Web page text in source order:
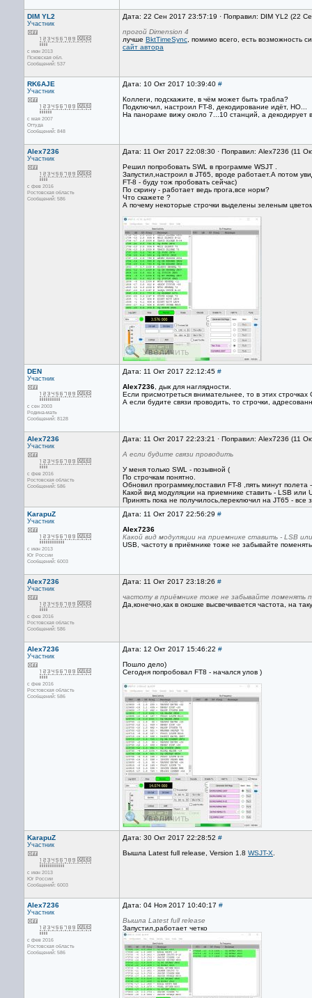
DIM YL2
Участник
с июн 2013
Псковская обл.
Сообщений: 537
Дата: 22 Сен 2017 23:57:19 · Поправил: DIM YL2 (22
прогой Dimension 4
лучше BktTimeSync , помимо всего, есть возможность
сайт автора
RK6AJE
Участник
с мая 2007
Оттуда
Сообщений: 848
Дата: 10 Окт 2017 10:39:40 #
Коллеги, подскажите, в чём может быть трабла?
Подключил, настроил FT-8, декодирование идёт, НО...
На панораме вижу около 7...10 станций, а декодирует
Alex7236
Участник
с фев 2016
Ростовская область
Сообщений: 586
Дата: 11 Окт 2017 22:08:30 · Поправил: Alex7236 (11
Решил попробовать SWL в программе WSJT .
Запустил,настроил в JT65, вроде работает.А потом
FT-8 - буду тож пробовать сейчас)
По скрину - работает ведь прога,все норм?
Что скажете ?
А почему некоторые строчки выделены зеленым
DEN
Участник
с сен 2003
Родина-мать
Сообщений: 8128
Дата: 11 Окт 2017 22:12:45 #
Alex7236 , дык для наглядности.
Если присмотреться внимательнее, то в этих строчках
А если будите связи проводить, то строчки,
Alex7236
Участник
с фев 2016
Ростовская область
Сообщений: 586
Дата: 11 Окт 2017 22:23:21 · Поправил: Alex7236 (11
А если будите связи проводить
У меня только SWL - позывной (
По строчкам понятно.
Обновил программку,поставил FT-8 ,пять минут
Какой вид модуляции на приемнике ставить - LSB или
Принять пока не получилось,переключил на JT65 - все
KarapuZ
Участник
с июн 2013
Юг России
Сообщений: 6003
Дата: 11 Окт 2017 22:56:29 #
Alex7236
Какой вид модуляции на приемнике ставить - LSB
USB, частоту в приёмнике тоже не забывайте
Alex7236
Участник
с фев 2016
Ростовская область
Сообщений: 586
Дата: 11 Окт 2017 23:18:26 #
частоту в приёмнике тоже не забывайте поменять
Да,конечно,как в окошке высвечивается частота, на
Alex7236
Участник
с фев 2016
Ростовская область
Сообщений: 586
Дата: 12 Окт 2017 15:46:22 #
Пошло дело)
Сегодня попробовал FT8 - начался улов )
KarapuZ
Участник
с июн 2013
Юг России
Сообщений: 6003
Дата: 30 Окт 2017 22:28:52 #
Вышла Latest full release, Version 1.8 WSJT-X
Alex7236
Участник
с фев 2016
Ростовская область
Сообщений: 586
Дата: 04 Ноя 2017 10:40:17 #
Вышла Latest full release
Запустил,работает четко